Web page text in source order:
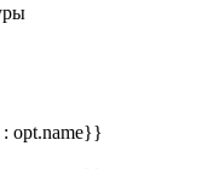
opt.name}}